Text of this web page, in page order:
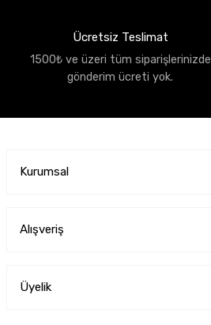
Ücretsiz Teslimat
1500₺ ve üzeri tüm siparişlerinizde
gönderim ücreti yok.
Kurumsal
Alışveriş
Üyelik